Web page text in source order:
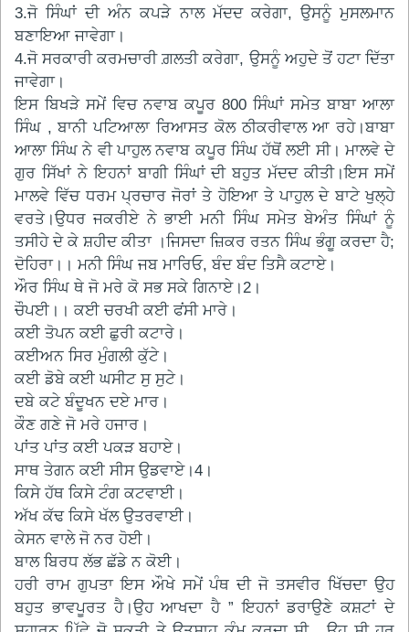
3.ਜੋ ਸਿੰਘਾਂ ਦੀ ਅੰਨ ਕਪੜੇ ਨਾਲ ਮੱਦਦ ਕਰੇਗਾ, ਉਸਨੂੰ ਮੁਸਲਮਾਨ
ਬਣਾਇਆ ਜਾਵੇਗਾ।
4.ਜੋ ਸਰਕਾਰੀ ਕਰਮਚਾਰੀ ਗ਼ਲਤੀ ਕਰੇਗਾ, ਉਸਨੂੰ ਅਹੁਦੇ ਤੋਂ ਹਟਾ ਦਿੱਤਾ
ਜਾਵੇਗਾ।
ਇਸ ਬਿਖੜੇ ਸਮੇਂ ਵਿਚ ਨਵਾਬ ਕਪੂਰ 800 ਸਿੰਘਾਂ ਸਮੇਤ ਬਾਬਾ ਆਲਾ
ਸਿੰਘ , ਬਾਨੀ ਪਟਿਆਲਾ ਰਿਆਸਤ ਕੋਲ ਠੀਕਰੀਵਾਲ ਆ ਰਹੇ।ਬਾਬਾ
ਆਲਾ ਸਿੰਘ ਨੇ ਵੀ ਪਾਹੁਲ ਨਵਾਬ ਕਪੂਰ ਸਿੰਘ ਹੱਥੋਂ ਲਈ ਸੀ। ਮਾਲਵੇ ਦੇ
ਗੁਰ ਸਿੱਖਾਂ ਨੇ ਇਹਨਾਂ ਬਾਗੀ ਸਿੰਘਾਂ ਦੀ ਬਹੁਤ ਮੱਦਦ ਕੀਤੀ।ਇਸ ਸਮੇਂ
ਮਾਲਵੇ ਵਿੱਚ ਧਰਮ ਪ੍ਰਚਾਰ ਜੋਰਾਂ ਤੇ ਹੋਇਆ ਤੇ ਪਾਹੁਲ ਦੇ ਬਾਟੇ ਖੁਲ੍ਹੇ
ਵਰਤੇ।ਉਧਰ ਜਕਰੀਏ ਨੇ ਭਾਈ ਮਨੀ ਸਿੰਘ ਸਮੇਤ ਬੇਅੰਤ ਸਿੰਘਾਂ ਨੂੰ
ਤਸੀਹੇ ਦੇ ਕੇ ਸ਼ਹੀਦ ਕੀਤਾ ।ਜਿਸਦਾ ਜ਼ਿਕਰ ਰਤਨ ਸਿੰਘ ਭੰਗੂ ਕਰਦਾ ਹੈ;
ਦੋਹਿਰਾ।। ਮਨੀ ਸਿੰਘ ਜਬ ਮਾਰਿਓ, ਬੰਦ ਬੰਦ ਤਿਸੈ ਕਟਾਏ।
ਔਰ ਸਿੰਘ ਥੇ ਜੋ ਮਰੇ ਕੋ ਸਭ ਸਕੇ ਗਿਨਾਏ।2।
ਚੌਪਈ।। ਕਈ ਚਰਖੀ ਕਈ ਫਂਸੀ ਮਾਰੇ।
ਕਈ ਤੋਪਨ ਕਈ ਛੁਰੀ ਕਟਾਰੇ।
ਕਈਅਨ ਸਿਰ ਮੁੰਗਲੀ ਕੁੱਟੇ।
ਕਈ ਡੋਬੇ ਕਈ ਘਸੀਟ ਸੁ ਸੁਟੇ।
ਦਬੇ ਕਟੇ ਬੰਦੂਖਨ ਦਏ ਮਾਰ।
ਕੌਣ ਗਣੇ ਜੋ ਮਰੇ ਹਜਾਰ।
ਪਾਂਤ ਪਾਂਤ ਕਈ ਪਕੜ ਬਹਾਏ।
ਸਾਥ ਤੇਗਨ ਕਈ ਸੀਸ ਉਡਵਾਏ।4।
ਕਿਸੇ ਹੱਥ ਕਿਸੇ ਟੰਗ ਕਟਵਾਈ।
ਅੱਖ ਕੱਢ ਕਿਸੇ ਖੱਲ ਉਤਰਵਾਈ।
ਕੇਸਨ ਵਾਲੇ ਜੋ ਨਰ ਹੋਈ।
ਬਾਲ ਬਿਰਧ ਲੱਭ ਛੱਡੇ ਨ ਕੋਈ।
ਹਰੀ ਰਾਮ ਗੁਪਤਾ ਇਸ ਔਖੇ ਸਮੇਂ ਪੰਥ ਦੀ ਜੋ ਤਸਵੀਰ ਖਿੱਚਦਾ ਉਹ
ਬਹੁਤ ਭਾਵਪੂਰਤ ਹੈ।ਉਹ ਆਖਦਾ ਹੈ ” ਇਹਨਾਂ ਡਰਾਉਣੇ ਕਸ਼ਟਾਂ ਦੇ